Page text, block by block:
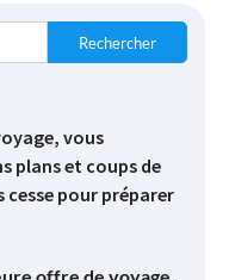
Rechercher
vous
plans et coups de
pour préparer